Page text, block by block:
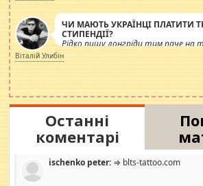
ЧИ МАЮТЬ УКРАЇНЦІ ПЛАТИТИ
СТИПЕНДІЇ?
Рідко пишу лонгріди тим паче на
просто дістало! Обурюють
навколо стипендіального
роздувається ще одна соціальна
Віталій Улибін
Останні
коментарі
ischenko peter: ⇒ blts-tattoo.com